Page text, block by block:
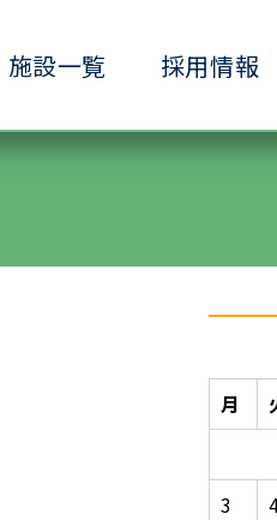
施設一覧
ービスホーム
●
援ホーム清水ヶ丘
●
採用情報
月
3